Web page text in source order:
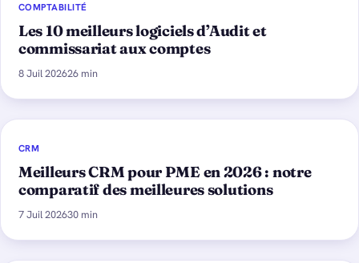
COMPTABILITÉ
Les 10 meilleurs logiciels d’Audit et
commissariat aux comptes
8 Juil 202626 min
CRM
Meilleurs CRM pour PME en 2026 : notre
comparatif des meilleures solutions
7 Juil 202630 min